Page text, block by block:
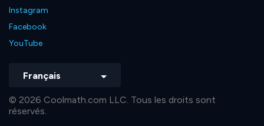
Instagram
Facebook
YouTube
Français
© 2026 Coolmath.com LLC. Tous les droits sont
réservés.